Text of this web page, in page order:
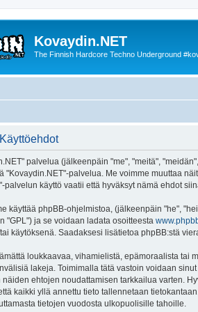
Kovaydin.NET
The Finnish Hardcore Techno Underground
palvelua (jälkeenpäin "me", "meitä",
"Kovaydin.NET"-palvelua. Me voimme muuttaa
palvelun käyttö vaatii että hyväksyt nämä ehdot
käyttää phpBB-ohjelmistoa, (jälkeenpäin "he",
"GPL") ja se voidaan ladata osoitteesta
käytöksenä. Saadaksesi lisätietoa phpBB:stä
loukkaavaa, vihamielistä, epämoraalista tai
lakeja. Toimimalla tätä vastoin voidaan
ehtojen noudattamisen tarkkailua varten.
kaikki yllä annettu tieto tallennetaan
tietojen vuodosta ulkopuolisille tahoille.